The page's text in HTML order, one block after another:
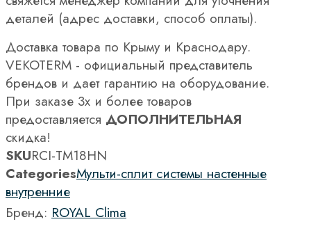
деталей (адрес доставки, способ оплаты).
Доставка товара по Крыму и Краснодару.
VEKOTERM - официальный представитель
брендов и дает гарантию на оборудование.
При заказе 3х и более товаров
предоставляется ДОПОЛНИТЕЛЬНАЯ
скидка!
SKURCI-TM18HN
CategoriesМульти-сплит системы настенные
внутренние
Бренд: ROYAL Clima